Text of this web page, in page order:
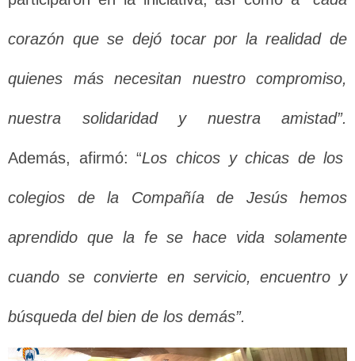
corazón que se dejó tocar por la realidad de
quienes más necesitan nuestro compromiso,
nuestra solidaridad y nuestra amistad”.
Además, afirmó: “Los chicos y chicas de los
colegios de la Compañía de Jesús hemos
aprendido que la fe se hace vida solamente
cuando se convierte en servicio, encuentro y
búsqueda del bien de los demás”.